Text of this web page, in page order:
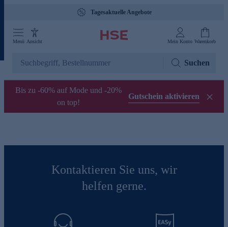
Tagesaktuelle Angebote
Menü Ansicht Mein Konto Warenkorb
Suchen
Bis zu -60% auf Mode und -20%
on top!
Gutschein aktivieren
Kontaktieren Sie uns, wir
helfen gerne.